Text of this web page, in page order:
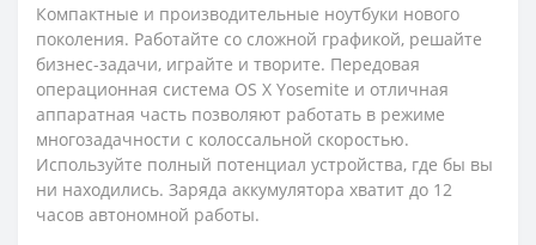
Компактные и производительные ноутбуки нового
поколения. Работайте со сложной графикой, решайте
бизнес-задачи, играйте и творите. Передовая
операционная система OS X Yosemite и отличная
аппаратная часть позволяют работать в режиме
многозадачности с колоссальной скоростью.
Используйте полный потенциал устройства, где бы вы
ни находились. Заряда аккумулятора хватит до 12
часов автономной работы.